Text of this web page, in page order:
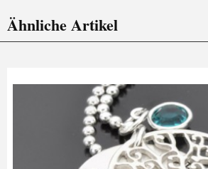
Ähnliche Artikel